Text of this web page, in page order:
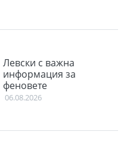
Левски с важна
информация за
феновете
06.08.2026